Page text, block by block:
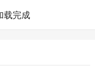
载完成